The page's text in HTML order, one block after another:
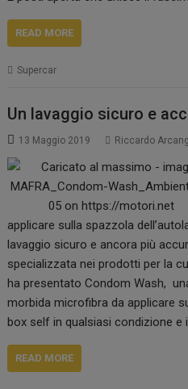
READ MORE
Supercar
Un lavaggio sicuro e
13 Maggio 2019 Riccardo
applicare sulla spazzola
lavaggio sicuro e ancora più
specializzata nei prodotti per la
ha presentato Condom Wash,
morbida microfibra da applicare
box self in qualsiasi condizione e
READ MORE